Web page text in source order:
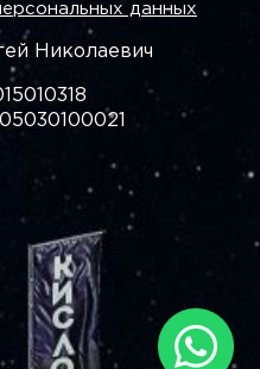
данных
Николаевич